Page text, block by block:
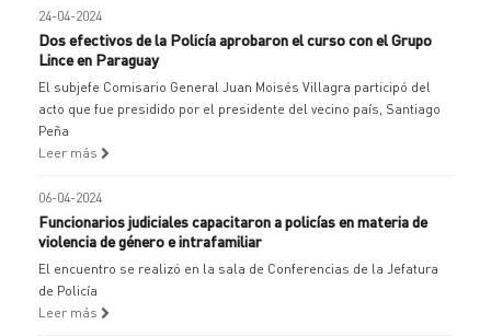
24-04-2024
Dos efectivos de la Policía aprobaron el curso con el Grupo
Lince en Paraguay
El subjefe Comisario General Juan Moisés Villagra participó del
acto que fue presidido por el presidente del vecino país, Santiago
Peña
Leer más
06-04-2024
Funcionarios judiciales capacitaron a policías en materia de
violencia de género e intrafamiliar
El encuentro se realizó en la sala de Conferencias de la Jefatura
de Policía
Leer más